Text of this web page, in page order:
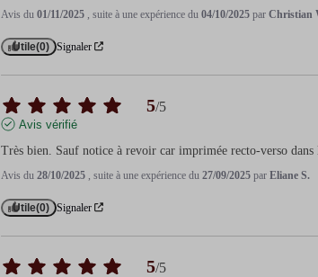
Avis du01/11/2025 , suite à une expérience du04/10/2025 parChristian
Utile(0) Signaler
5/5
Avis vérifié
Très bien. Sauf notice à revoir car imprimée recto-verso dans
Avis du28/10/2025 , suite à une expérience du27/09/2025 parEliane S.
Utile(0) Signaler
5/5